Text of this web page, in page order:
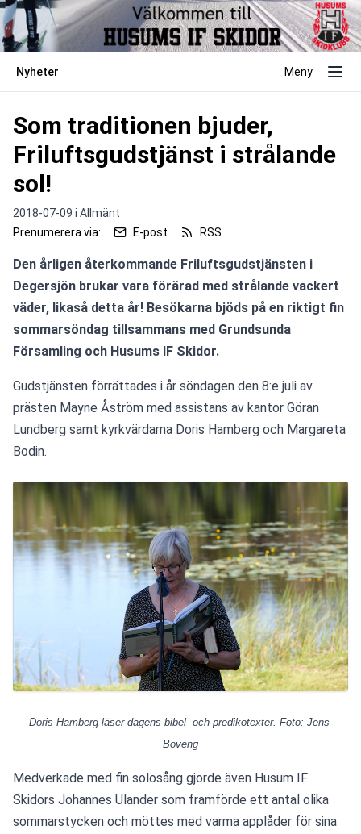
Nyheter Meny
Som traditionen bjuder,
Friluftsgudstjänst i strålande
sol!
2018-07-09 i Allmänt
Prenumerera via:
E-post RSS
Den årligen återkommande Friluftsgudstjänsten i
Degersjön brukar vara förärad med strålande vackert
väder, likaså detta år! Besökarna bjöds på en riktigt fin
sommarsöndag tillsammans med Grundsunda
Församling och Husums IF Skidor.
Gudstjänsten förrättades i år söndagen den 8:e juli av
prästen Mayne Åström med assistans av kantor Göran
Lundberg samt kyrkvärdarna Doris Hamberg och Margareta
Bodin.
Doris Hamberg läser dagens bibel- och predikotexter. Foto: Jens
Boveng
Medverkade med fin solosång gjorde även Husum IF
Skidors Johannes Ulander som framförde ett antal olika
sommarstycken och möttes med varma applåder för sina